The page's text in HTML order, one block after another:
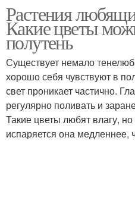
Растения для тенистого
сада
Растения
Какие цветы
полутень
Существует немало
хорошо себя чувствуют в
свет проникает частично.
регулярно поливать и
Такие цветы любят влагу,
испаряется она медленнее,